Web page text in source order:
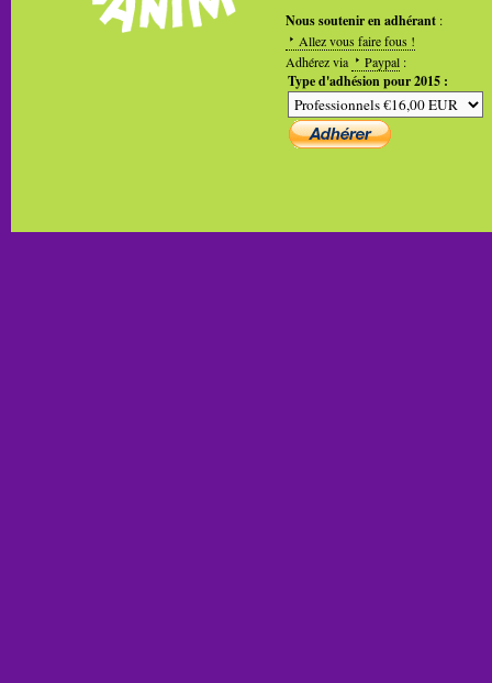
Nous soutenir en adhérant :
Allez vous faire fous !
Adhérez via
Paypal :
Type d'adhésion pour 2015 :